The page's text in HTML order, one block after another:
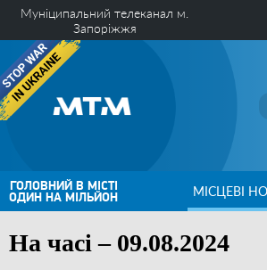
Муніципальний телеканал м.
Запоріжжя
ГОЛОВНИЙ В МІСТІ
ОДИН НА МІЛЬЙОН МІСЦЕВІ
На часі – 09.08.2024